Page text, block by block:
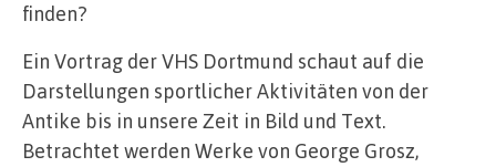
finden?
Ein Vortrag der VHS Dortmund schaut auf die
Darstellungen sportlicher Aktivitäten von der
Antike bis in unsere Zeit in Bild und Text.
Betrachtet werden Werke von George Grosz,